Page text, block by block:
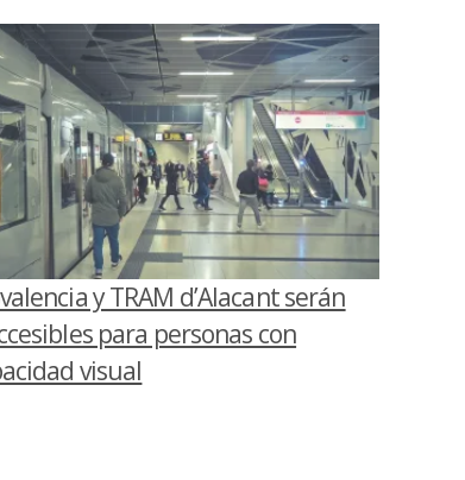
y TRAM d’Alacant serán
para personas con
visual